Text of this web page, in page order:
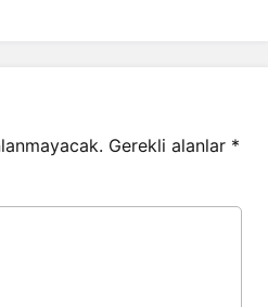
Gerekli alanlar *